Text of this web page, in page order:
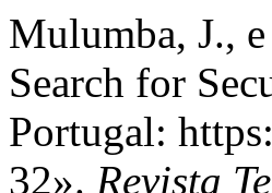
Mulumba, J.,
Search for
Portugal:
32». Revista